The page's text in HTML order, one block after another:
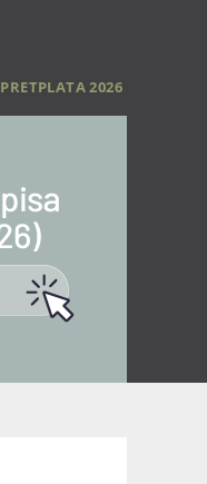
PRETPLATA 2026